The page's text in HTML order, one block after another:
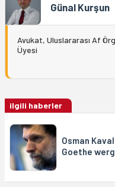
Günal Kurşun
Avukat, Uluslararası Af
Üyesi
ilgili haberler
Osman
Goethe